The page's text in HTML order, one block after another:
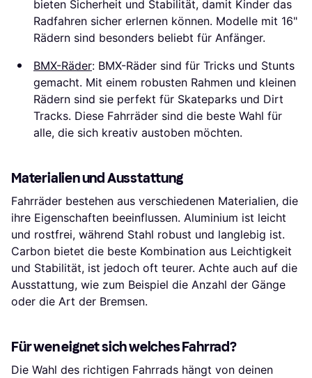
bieten Sicherheit und Stabilität, damit Kinder das
Radfahren sicher erlernen können. Modelle mit 16"
Rädern sind besonders beliebt für Anfänger.
BMX-Räder: BMX-Räder sind für Tricks und Stunts
gemacht. Mit einem robusten Rahmen und kleinen
Rädern sind sie perfekt für Skateparks und Dirt
Tracks. Diese Fahrräder sind die beste Wahl für
alle, die sich kreativ austoben möchten.
Materialien und Ausstattung
Fahrräder bestehen aus verschiedenen Materialien, die
ihre Eigenschaften beeinflussen. Aluminium ist leicht
und rostfrei, während Stahl robust und langlebig ist.
Carbon bietet die beste Kombination aus Leichtigkeit
und Stabilität, ist jedoch oft teurer. Achte auch auf die
Ausstattung, wie zum Beispiel die Anzahl der Gänge
oder die Art der Bremsen.
Für wen eignet sich welches Fahrrad?
Die Wahl des richtigen Fahrrads hängt von deinen